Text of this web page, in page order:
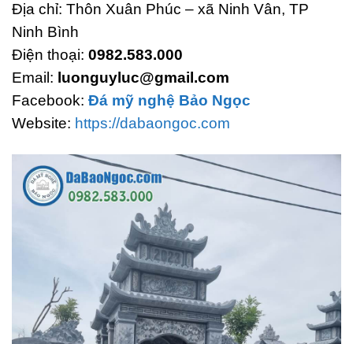
Địa chỉ: Thôn Xuân Phúc – xã Ninh Vân, TP
Ninh Bình
Điện thoại: 0982.583.000
Email: luonguyluc@gmail.com
Facebook: Đá mỹ nghệ Bảo Ngọc
Website: https://dabaongoc.com